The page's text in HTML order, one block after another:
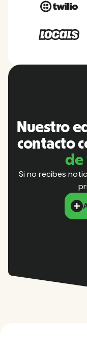
Nuestro
contacto
de
Si no recibes